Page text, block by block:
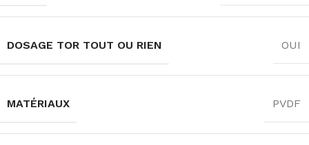
DOSAGE TOR TOUT OU RIEN OUI
MATÉRIAUX PVDF